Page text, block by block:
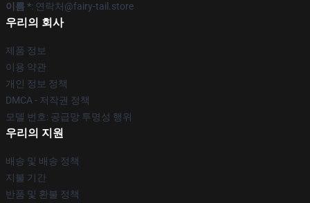
이름 *: 연락처@fairy-tail.store
우리의 회사
제품 정보
이용 약관
개인 정보 정책
DMCA - 저작권 정책
모델 번호: 공급망 투명성 행위
우리의 지원
배송 및 배송 정책
지불 기간
반품 및 환불 정책